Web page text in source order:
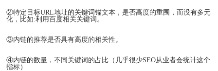
②特定目标URL地址的关键词锚文本，是否高度的重围，而没有多元
化，比如:利用百度相关关键词。
③内链的推荐是否具有高度的相关性。
④内链的数量，不同关键词的占比（几乎很少SEO从业者会统计这个
指标）